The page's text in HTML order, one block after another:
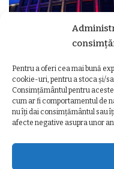
Pentru a oferi cea mai bună
cookie-uri, pentru a stoca și/
Consimțământul pentru
cum ar fi comportamentul de
nu îți dai consimțământul sau
afecte negative asupra unor
Ziua Unirii Principatelor
– Clădiri și poduri din Cluj,
iluminate în culorile